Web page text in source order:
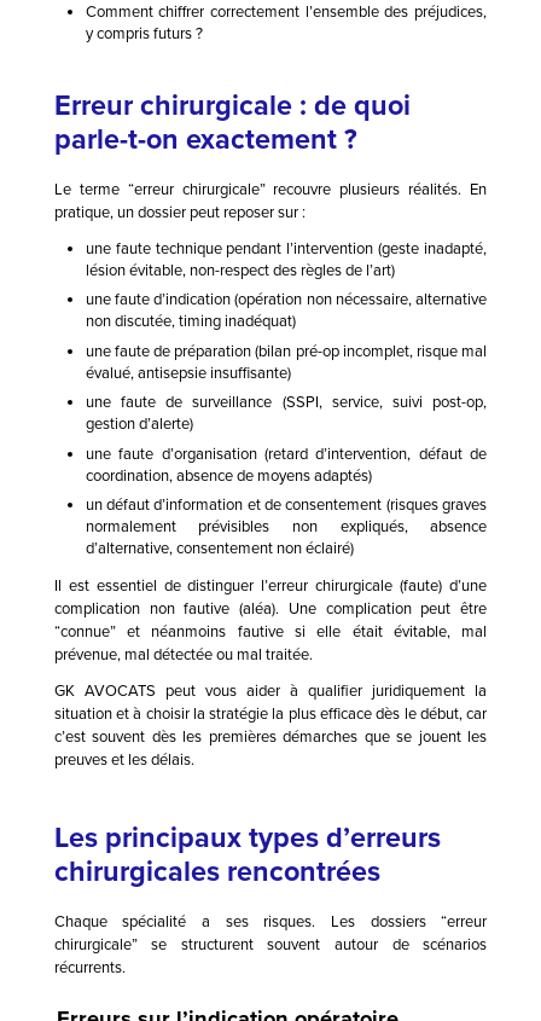
Comment chiffrer correctement l’ensemble des préjudices,
y compris futurs ?
Erreur chirurgicale : de quoi
parle-t-on exactement ?
Le terme “erreur chirurgicale” recouvre plusieurs réalités. En
pratique, un dossier peut reposer sur :
une faute technique pendant l’intervention (geste inadapté,
lésion évitable, non-respect des règles de l’art)
une faute d’indication (opération non nécessaire, alternative
non discutée, timing inadéquat)
une faute de préparation (bilan pré-op incomplet, risque mal
évalué, antisepsie insuffisante)
une faute de surveillance (SSPI, service, suivi post-op,
gestion d’alerte)
une faute d’organisation (retard d’intervention, défaut de
coordination, absence de moyens adaptés)
un défaut d’information et de consentement (risques graves
normalement prévisibles non expliqués, absence
d’alternative, consentement non éclairé)
Il est essentiel de distinguer l’erreur chirurgicale (faute) d’une
complication non fautive (aléa). Une complication peut être
“connue” et néanmoins fautive si elle était évitable, mal
prévenue, mal détectée ou mal traitée.
GK AVOCATS peut vous aider à qualifier juridiquement la
situation et à choisir la stratégie la plus efficace dès le début, car
c’est souvent dès les premières démarches que se jouent les
preuves et les délais.
Les principaux types d’erreurs
chirurgicales rencontrées
Chaque spécialité a ses risques. Les dossiers “erreur
chirurgicale” se structurent souvent autour de scénarios
récurrents.